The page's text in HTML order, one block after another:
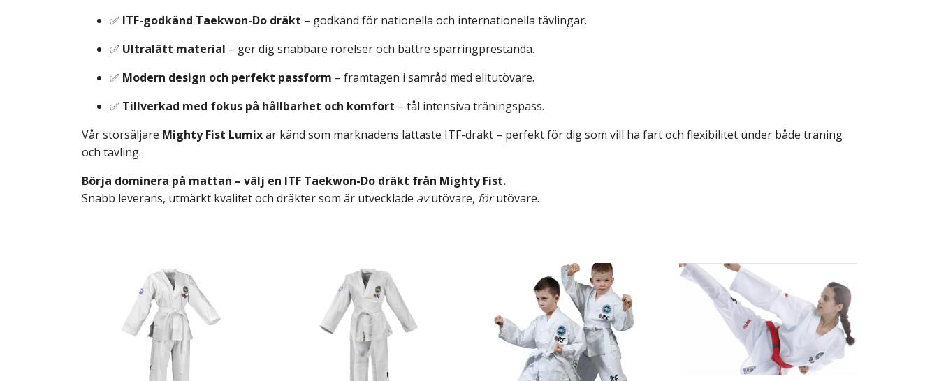
✅ ITF-godkänd Taekwon-Do dräkt – godkänd för nationella och internationella tävlingar.
✅ Ultralätt material – ger dig snabbare rörelser och bättre sparringprestanda.
✅ Modern design och perfekt passform – framtagen i samråd med elitutövare.
✅ Tillverkad med fokus på hållbarhet och komfort – tål intensiva träningspass.
Vår storsäljare Mighty Fist Lumixär känd som marknadens lättaste ITF-dräkt – perfekt för dig som vill ha fart och flexibilitet under både träning
och tävling.
Börja dominera på mattan – välj en ITF Taekwon-Do dräkt från Mighty Fist.
Snabb leverans, utmärkt kvalitet och dräkter som är utvecklade avutövare, förutövare.